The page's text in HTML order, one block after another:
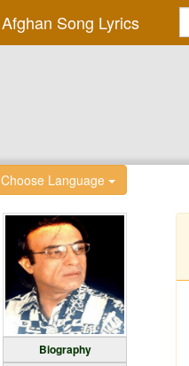
Afghan Song Lyrics
Choose Language
Biography